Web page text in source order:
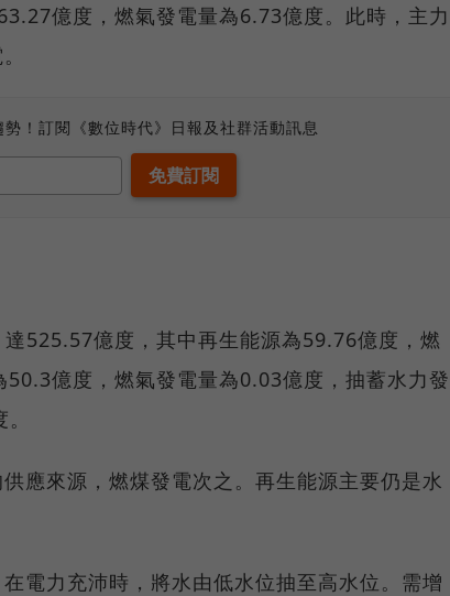
億度，燃氣發電量為6.73億度。此時，主力
！訂閱《數位時代》日報及社群活動訊息
525.57億度，其中再生能源為59.76億度，燃
億度，燃氣發電量為0.03億度，抽蓄水力發
應來源，燃煤發電次之。再生能源主要仍是水
電力充沛時，將水由低水位抽至高水位。需增